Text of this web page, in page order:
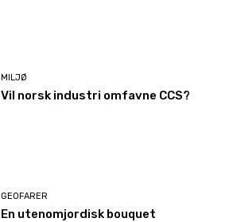
MILJØ
Vil norsk industri omfavne CCS?
GEOFARER
En utenomjordisk bouquet